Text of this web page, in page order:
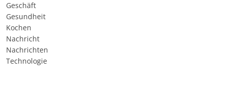
Geschäft
Gesundheit
Kochen
Nachricht
Nachrichten
Technologie